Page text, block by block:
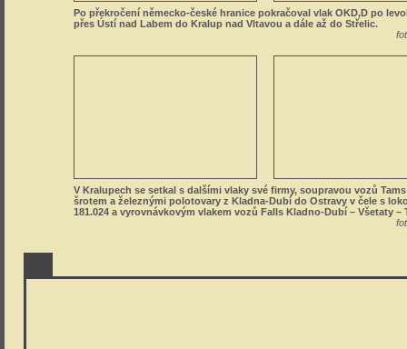
Po překročení německo-české hranice pokračoval vlak OKD,D po
přes Ústí nad Labem do Kralup nad Vltavou a dále až do Střelic.
V Kralupech se setkal s dalšími vlaky své firmy, soupravou vozů
šrotem a železnými polotovary z Kladna-Dubí do Ostravy v čele s
181.024 a vyrovnávkovým vlakem vozů Falls Kladno-Dubí – Všetaty –